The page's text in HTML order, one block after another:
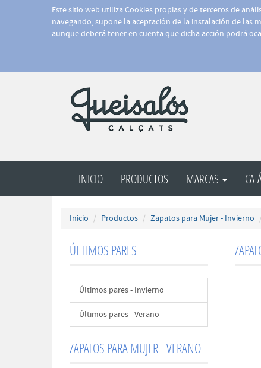
Este sitio web utiliza Cookies propias y de terceros de
navegando, supone la aceptación de la instalación de las
aunque deberá tener en cuenta que dicha acción podrá
INICIO PRODUCTOS MARCAS
Inicio Productos Zapatos para Mujer - Invierno
ÚLTIMOS PARES
Últimos pares - Invierno
Últimos pares - Verano
ZAPATOS PARA MUJER - VERANO